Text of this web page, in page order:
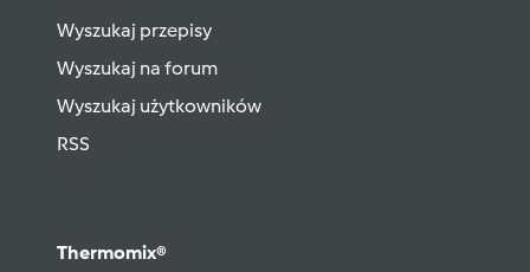
Wyszukaj przepisy
Wyszukaj na forum
Wyszukaj użytkowników
RSS
Thermomix®